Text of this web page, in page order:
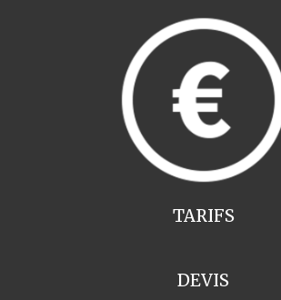
TARIFS
DEVIS